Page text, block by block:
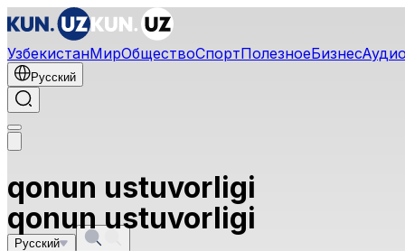
УзбекистанМирОбществоСпортПолезноеБизнесАудио
Русский
qonun ustuvorligi
Русский
qonun ustuvorligi